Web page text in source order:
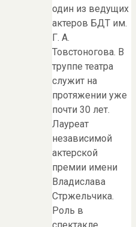
один из ведущих
актеров БДТ им.
Г. А.
Товстоногова. В
труппе театра
служит на
протяжении уже
почти 30 лет.
Лауреат
независимой
актерской
премии имени
Владислава
Стржельчика.
Роль в